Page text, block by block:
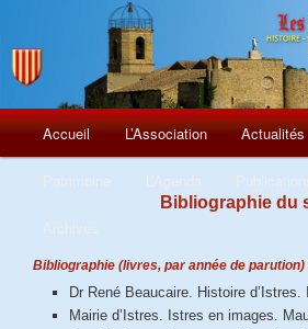
Menu
principal
Aller
principal
Accueil L’Association Actualités
Bibliographie du
Bibliographie (livres, par année de parution)
Dr René Beaucaire. Histoire
Mairie d’Istres. Istres en images.